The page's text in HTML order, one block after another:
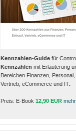
Kennzahlen-Guidefür
Kennzahlen mit Erläuterung
Bereichen Finanzen,
Vertrieb, eCommerce und IT.
Preis: E-Book 12,90 EUR